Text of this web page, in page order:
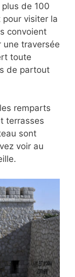
de 100
pour visiter la
convoient
une traversée
toute
de partout
remparts
terrasses
sont
voir au